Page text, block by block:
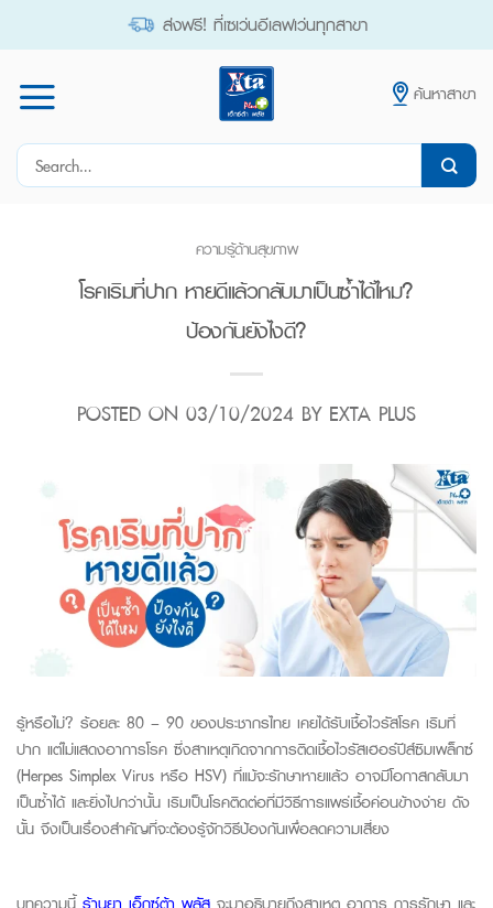
ส่งฟรี! ที่เซเว่นอีเลฟเว่นทุกสาขา
ค้นหาสาขา
Search
ความรู้ด้านสุขภาพ
โรคเริมที่ปาก หายดีแล้วกลับมาเป็นซ้ำได้ไหม?
ป้องกันยังไงดี?
POSTED ON 03/10/2024 BY EXTA PLUS
รู้หรือไม่? ร้อยละ 80 – 90 ของประชากรไทย เคยได้รับเชื้อไวรัสโรค เริมที่
ปาก แต่ไม่แสดงอาการโรค ซึ่งสาเหตุเกิดจากการติดเชื้อไวรัสเฮอร์ปีส์ซิมเพล็กซ์
(Herpes Simplex Virus หรือ HSV) ที่แม้จะรักษาหายแล้ว อาจมีโอกาสกลับมา
เป็นซ้ำได้ และยิ่งไปกว่านั้น เริมเป็นโรคติดต่อที่มีวิธีการแพร่เชื้อค่อนข้างง่าย ดัง
นั้น จึงเป็นเรื่องสำคัญที่จะต้องรู้จักวิธีป้องกันเพื่อลดความเสี่ยง